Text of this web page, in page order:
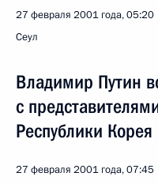
27 февраля 2001 года, 05:20
Сеул
Владимир Путин
с
Республики Корея
27 февраля 2001 года, 07:45